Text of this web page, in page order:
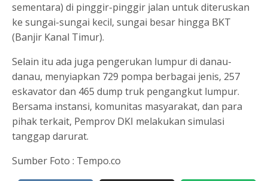
sementara) di pinggir-pinggir jalan untuk diteruskan
ke sungai-sungai kecil, sungai besar hingga BKT
(Banjir Kanal Timur).
Selain itu ada juga pengerukan lumpur di danau-
danau, menyiapkan 729 pompa berbagai jenis, 257
eskavator dan 465 dump truk pengangkut lumpur.
Bersama instansi, komunitas masyarakat, dan para
pihak terkait, Pemprov DKI melakukan simulasi
tanggap darurat.
Sumber Foto : Tempo.co